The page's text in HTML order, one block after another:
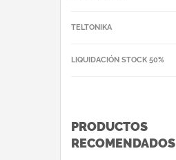
TELTONIKA
LIQUIDACIÓN STOCK 50%
PRODUCTOS
RECOMENDADOS